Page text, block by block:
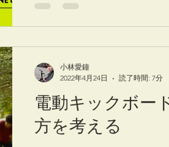
電動キックボー
方を考える
小林愛鐘
2022年4月24日
読了時間: 7分